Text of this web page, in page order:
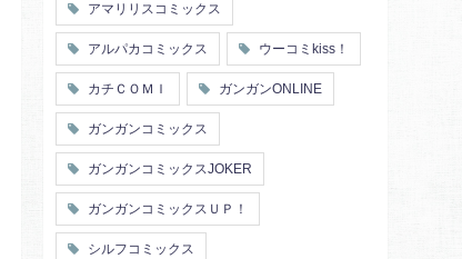
アマリリスコミックス
アルパカコミックス ウーコミkiss！
カチＣＯＭＩ ガンガンONLINE
ガンガンコミックス
ガンガンコミックスJOKER
ガンガンコミックスＵＰ！
シルフコミックス